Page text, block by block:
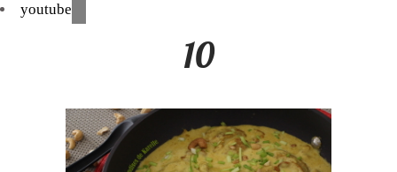
youtube
10